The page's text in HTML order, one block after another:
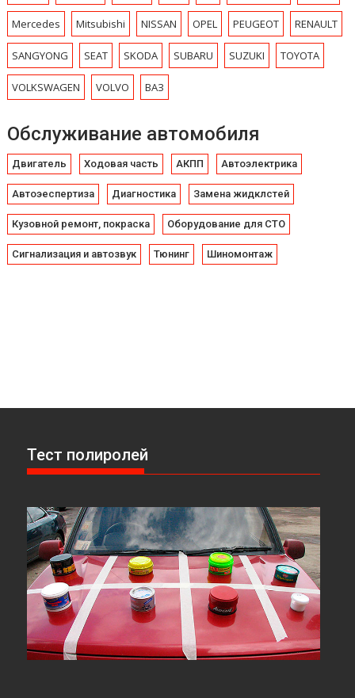
Mercedes Mitsubishi NISSAN OPEL PEUGEOT RENAULT
SANGYONG SEAT SKODA SUBARU SUZUKI TOYOTA
VOLKSWAGEN VOLVO ВАЗ
Обслуживание автомобиля
Двигатель Ходовая часть АКПП Автоэлектрика
Автоэеспертиза Диагностика Замена жидклстей
Кузовной ремонт, покраска Оборудование для СТО
Сигнализация и автозвук Тюнинг Шиномонтаж
Тест полиролей